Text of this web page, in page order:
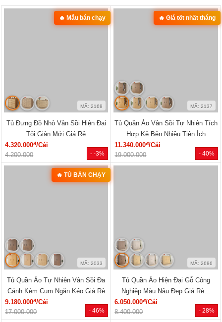
43.360.000
SẢN PHẨM MỚI
- 25%
Mẫu Sofa Phòng Khách Gỗ Sồi Mỹ
Tựa Nan Hiện Đại Mới Giá Rẻ
41.140.000đ /Bộ
54.810.000
- 31%
Bộ Sofa Góc L Gỗ Óc Chó 100%
Vân Đẹp Hiện Đại Tay Tựa Lớn
76.470.000đ
/Bộ
111.170.000
NỘI THẤT PHÒNG NGỦ Xem tất cả »